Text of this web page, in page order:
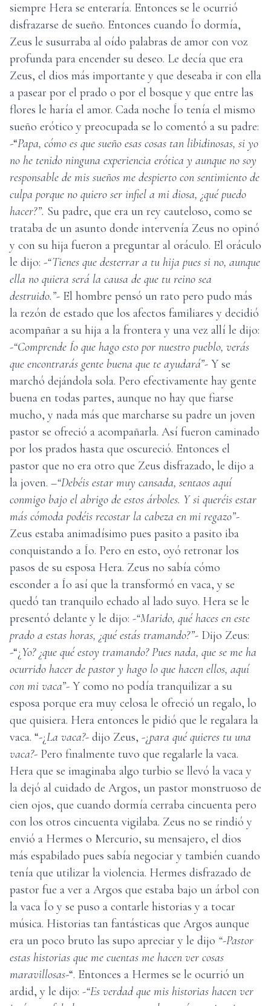
siempre Hera se enteraría. Entonces se le ocurrió
disfrazarse de sueño. Entonces cuando Ío dormía,
Zeus le susurraba al oído palabras de amor con voz
profunda para encender su deseo. Le decía que era
Zeus, el dios más importante y que deseaba ir con ella
a pasear por el prado o por el bosque y que entre las
flores le haría el amor. Cada noche Ío tenía el mismo
sueño erótico y preocupada se lo comentó a su padre:
-“Papa, cómo es que sueño esas cosas tan libidinosas, si yo
no he tenido ninguna experiencia erótica y aunque no soy
responsable de mis sueños me despierto con sentimiento de
culpa porque no quiero ser infiel a mi diosa, ¿qué puedo
hacer?”. Su padre, que era un rey cauteloso, como se
trataba de un asunto donde intervenía Zeus no opinó
y con su hija fueron a preguntar al oráculo. El oráculo
le dijo: -“Tienes que desterrar a tu hija pues si no, aunque
ella no quiera será la causa de que tu reino sea
destruido.”- El hombre pensó un rato pero pudo más
la rezón de estado que los afectos familiares y decidió
acompañar a su hija a la frontera y una vez allí le dijo:
-“Comprende Ío que hago esto por nuestro pueblo, verás
que encontrarás gente buena que te ayudará”- Y se
marchó dejándola sola. Pero efectivamente hay gente
buena en todas partes, aunque no hay que fiarse
mucho, y nada más que marcharse su padre un joven
pastor se ofreció a acompañarla. Así fueron caminado
por los prados hasta que oscureció. Entonces el
pastor que no era otro que Zeus disfrazado, le dijo a
la joven. –“Debéis estar muy cansada, sentaos aquí
conmigo bajo el abrigo de estos árboles. Y si queréis estar
más cómoda podéis recostar la cabeza en mi regazo”-
Zeus estaba animadísimo pues pasito a pasito iba
conquistando a Ío. Pero en esto, oyó retronar los
pasos de su esposa Hera. Zeus no sabía cómo
esconder a Ío así que la transformó en vaca, y se
quedó tan tranquilo echado al lado suyo. Hera se le
presentó delante y le dijo: -“Marido, qué haces en este
prado a estas horas, ¿qué estás tramando?”- Dijo Zeus:
-“¿Yo? ¿que qué estoy tramando? Pues nada, que se me ha
ocurrido hacer de pastor y hago lo que hacen ellos, aquí
con mi vaca”- Y como no podía tranquilizar a su
esposa porque era muy celosa le ofreció un regalo, lo
que quisiera. Hera entonces le pidió que le regalara la
vaca. “-¿La vaca?- dijo Zeus, -¿para qué quieres tu una
vaca?- Pero finalmente tuvo que regalarle la vaca.
Hera que se imaginaba algo turbio se llevó la vaca y
la dejó al cuidado de Argos, un pastor monstruoso de
cien ojos, que cuando dormía cerraba cincuenta pero
con los otros cincuenta vigilaba. Zeus no se rindió y
envió a Hermes o Mercurio, su mensajero, el dios
más espabilado pues sabía negociar y también cuando
tenía que utilizar la violencia. Hermes disfrazado de
pastor fue a ver a Argos que estaba bajo un árbol con
la vaca Ío y se puso a contarle historias y a tocar
música. Historias tan fantásticas que Argos aunque
era un poco bruto las supo apreciar y le dijo “-Pastor
estas historias que me cuentas me hacen ver cosas
maravillosas-“. Entonces a Hermes se le ocurrió un
ardid, y le dijo: -“Es verdad que mis historias hacen ver